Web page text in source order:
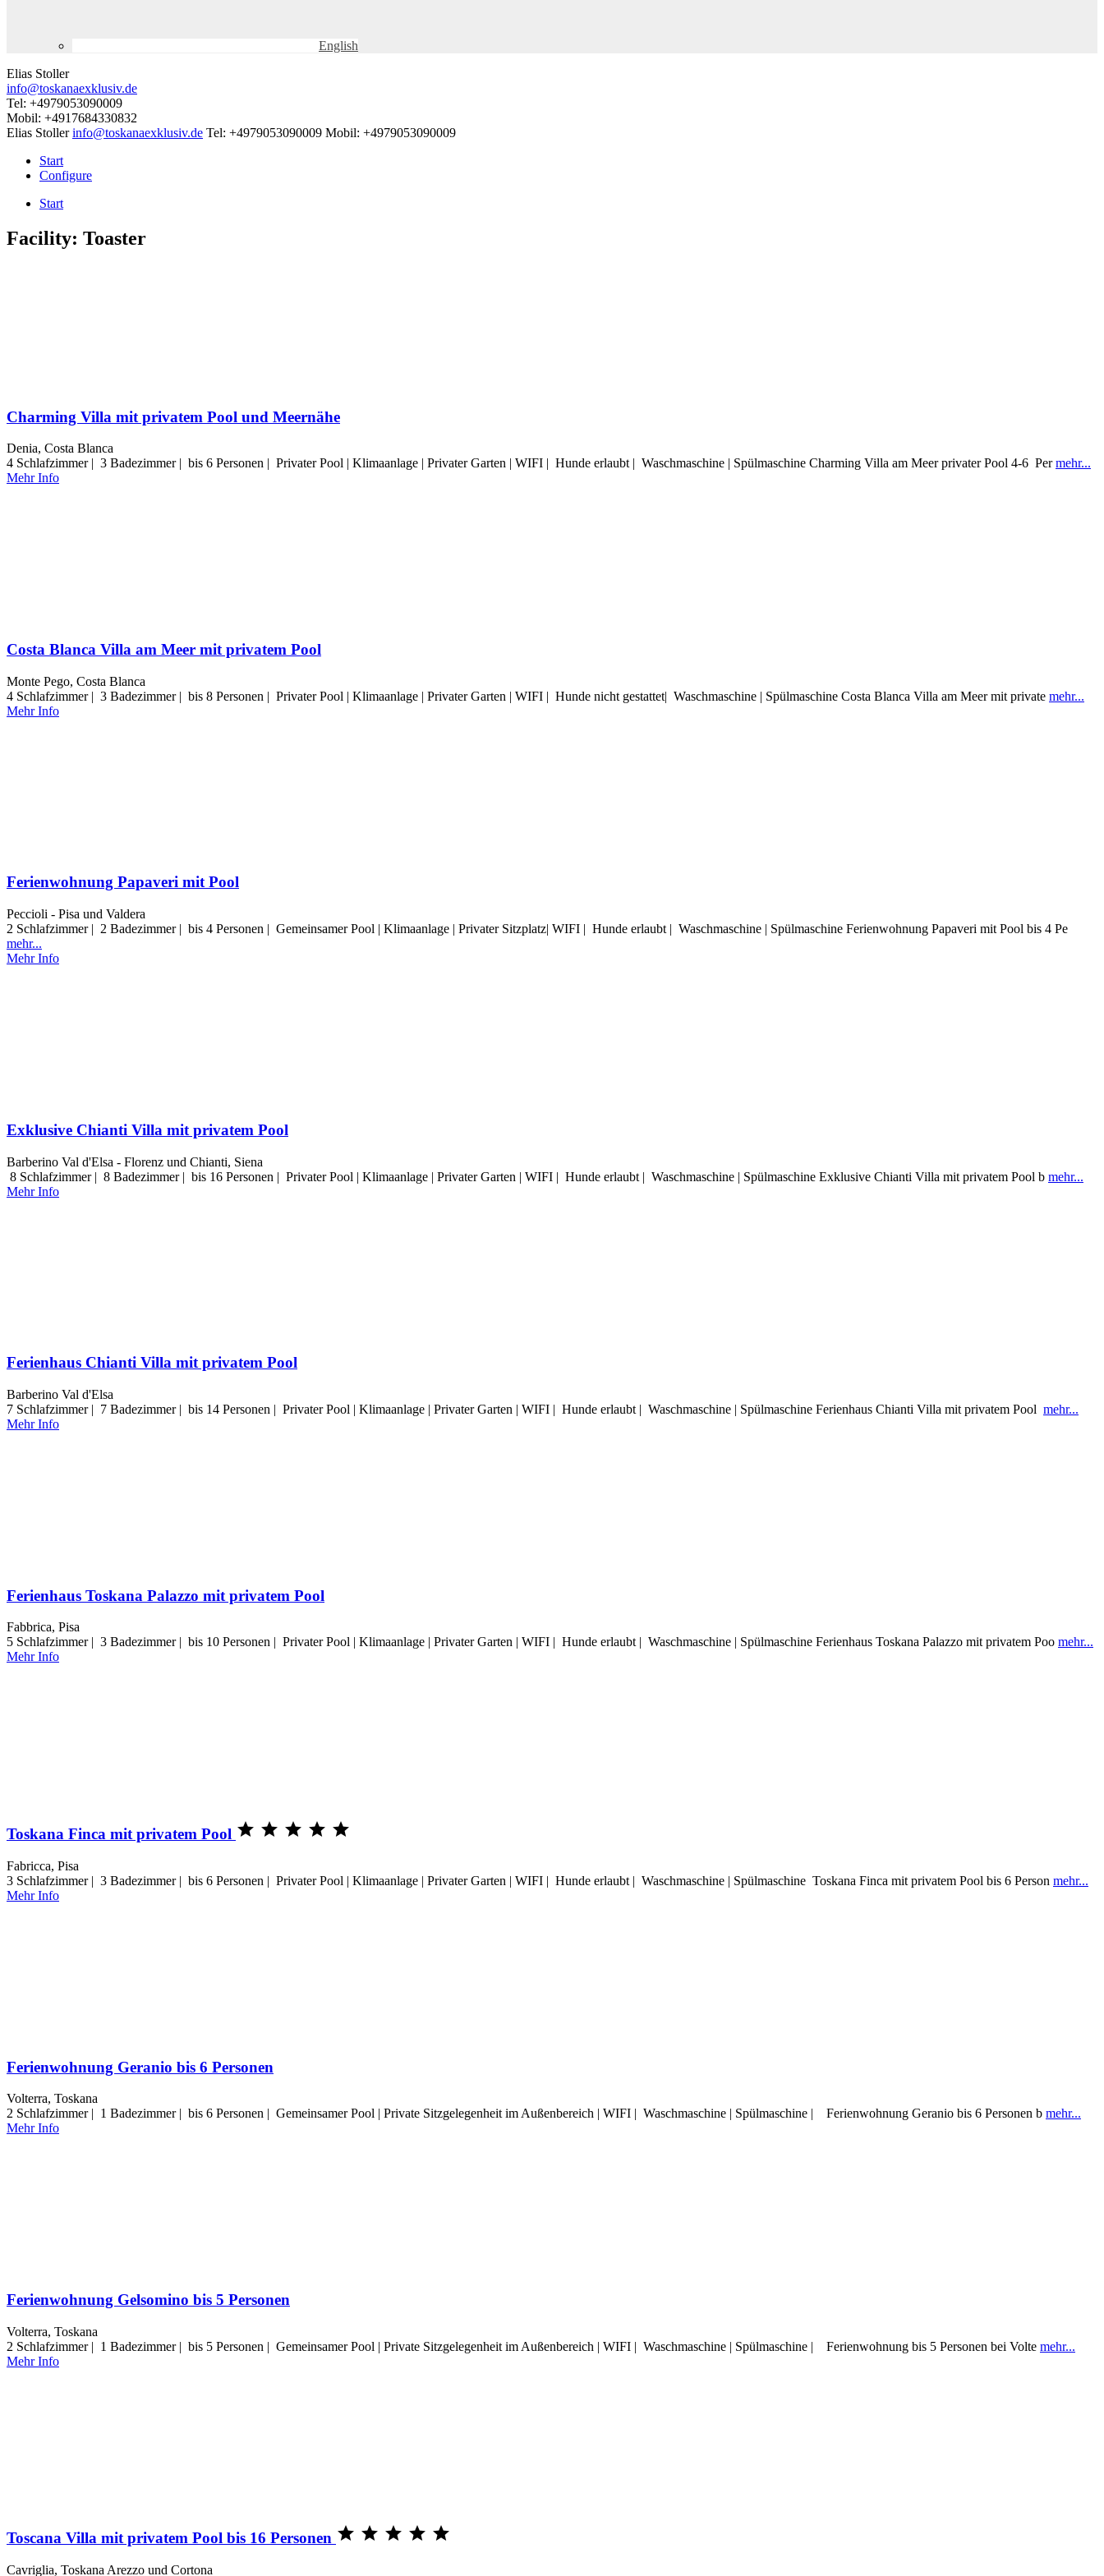
English
Elias Stoller
info@toskanaexklusiv.de
Tel: +4979053090009
Mobil: +4917684330832
Elias Stoller info@toskanaexklusiv.de Tel: +4979053090009 Mobil: +4979053090009
Start
Configure
Start
Facility: Toaster
Charming Villa mit privatem Pool und Meernähe
Denia, Costa Blanca
4 Schlafzimmer | 3 Badezimmer | bis 6 Personen | Privater Pool | Klimaanlage | Privater Garten | WIFI | Hunde erlaubt | Waschmaschine | Spülmaschine Charming Villa am Meer privater Pool 4-6 Permehr...
Mehr Info
Costa Blanca Villa am Meer mit privatem Pool
Monte Pego, Costa Blanca
4 Schlafzimmer | 3 Badezimmer | bis 8 Personen | Privater Pool | Klimaanlage | Privater Garten | WIFI | Hunde nicht gestattet| Waschmaschine | Spülmaschine Costa Blanca Villa am Meer mit private mehr...
Mehr Info
Ferienwohnung Papaveri mit Pool
Peccioli - Pisa und Valdera
2 Schlafzimmer | 2 Badezimmer | bis 4 Personen | Gemeinsamer Pool | Klimaanlage | Privater Sitzplatz| WIFI | Hunde erlaubt | Waschmaschine | Spülmaschine Ferienwohnung Papaveri mit Pool bis 4 Pe
mehr...
Mehr Info
Exklusive Chianti Villa mit privatem Pool
Barberino Val d'Elsa - Florenz und Chianti, Siena
8 Schlafzimmer | 8 Badezimmer | bis 16 Personen | Privater Pool | Klimaanlage | Privater Garten | WIFI | Hunde erlaubt | Waschmaschine | Spülmaschine Exklusive Chianti Villa mit privatem Pool b mehr...
Mehr Info
Ferienhaus Chianti Villa mit privatem Pool
Barberino Val d'Elsa
7 Schlafzimmer | 7 Badezimmer | bis 14 Personen | Privater Pool | Klimaanlage | Privater Garten | WIFI | Hunde erlaubt | Waschmaschine | Spülmaschine Ferienhaus Chianti Villa mit privatem Pool mehr...
Mehr Info
Ferienhaus Toskana Palazzo mit privatem Pool
Fabbrica, Pisa
5 Schlafzimmer | 3 Badezimmer | bis 10 Personen | Privater Pool | Klimaanlage | Privater Garten | WIFI | Hunde erlaubt | Waschmaschine | Spülmaschine Ferienhaus Toskana Palazzo mit privatem Poo mehr...
Mehr Info
Toskana Finca mit privatem Pool     
Fabricca, Pisa
3 Schlafzimmer | 3 Badezimmer | bis 6 Personen | Privater Pool | Klimaanlage | Privater Garten | WIFI | Hunde erlaubt | Waschmaschine | Spülmaschine Toskana Finca mit privatem Pool bis 6 Person mehr...
Mehr Info
Ferienwohnung Geranio bis 6 Personen
Volterra, Toskana
2 Schlafzimmer | 1 Badezimmer | bis 6 Personen | Gemeinsamer Pool | Private Sitzgelegenheit im Außenbereich | WIFI | Waschmaschine | Spülmaschine | Ferienwohnung Geranio bis 6 Personen b mehr...
Mehr Info
Ferienwohnung Gelsomino bis 5 Personen
Volterra, Toskana
2 Schlafzimmer | 1 Badezimmer | bis 5 Personen | Gemeinsamer Pool | Private Sitzgelegenheit im Außenbereich | WIFI | Waschmaschine | Spülmaschine | Ferienwohnung bis 5 Personen bei Volte mehr...
Mehr Info
Toscana Villa mit privatem Pool bis 16 Personen     
Cavriglia, Toskana Arezzo und Cortona